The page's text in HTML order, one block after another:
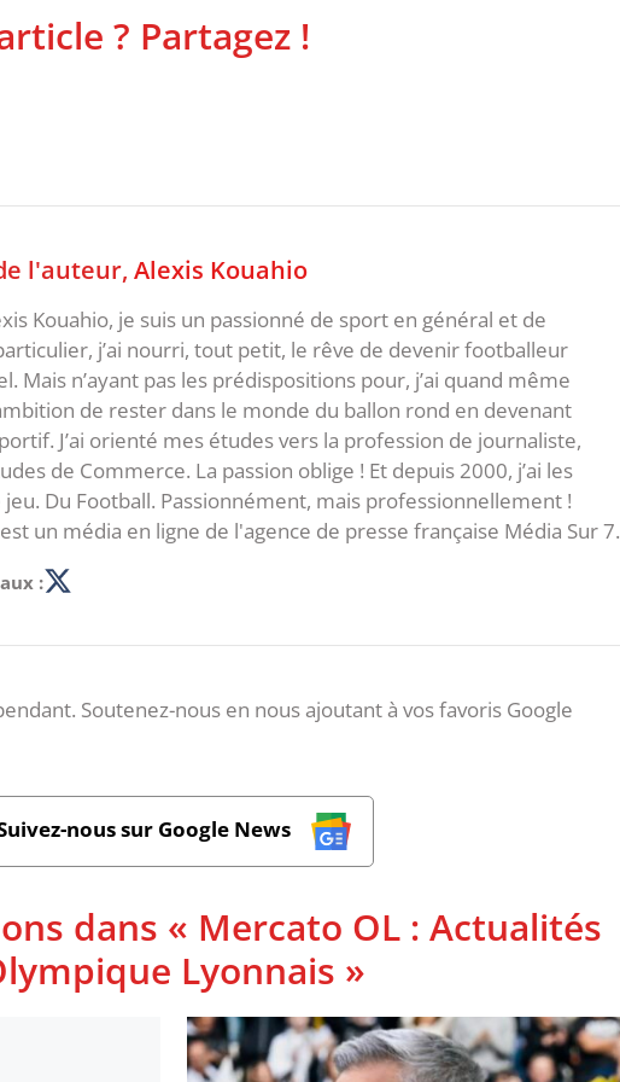
? Partagez !
l'auteur, Alexis Kouahio
Kouahio, je suis un passionné de sport en général et de
j’ai nourri, tout petit, le rêve de devenir footballeur
Mais n’ayant pas les prédispositions pour, j’ai quand même
de rester dans le monde du ballon rond en devenant
J’ai orienté mes études vers la profession de journaliste,
de Commerce. La passion oblige ! Et depuis 2000, j’ai les
jeu. Du Football. Passionnément, mais professionnellement !
un média en ligne de l'agence de presse française Média Sur 7.
:
Soutenez-nous en nous ajoutant à vos favoris Google
nous sur Google News
dans « Mercato OL : Actualités
Lyonnais »